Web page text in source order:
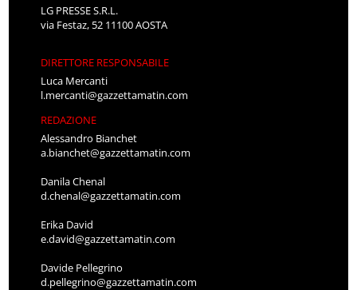
LG PRESSE S.R.L.
via Festaz, 52 11100 AOSTA
DIRETTORE RESPONSABILE
Luca Mercanti
l.mercanti@gazzettamatin.com
REDAZIONE
Alessandro Bianchet
a.bianchet@gazzettamatin.com
Danila Chenal
d.chenal@gazzettamatin.com
Erika David
e.david@gazzettamatin.com
Davide Pellegrino
d.pellegrino@gazzettamatin.com